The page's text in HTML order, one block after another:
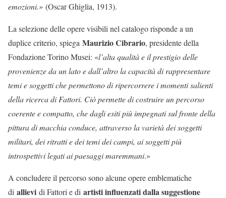
emozioni.» (Oscar Ghiglia, 1913).
La selezione delle opere visibili nel catalogo risponde a un
duplice criterio, spiega Maurizio Cibrario, presidente della
Fondazione Torino Musei: «l’alta qualità e il prestigio delle
provenienze da un lato e dall’altro la capacità di rappresentare
temi e soggetti che permettono di ripercorrere i momenti salienti
della ricerca di Fattori. Ciò permette di costruire un percorso
coerente e compatto, che dagli esiti più impegnati sul fronte della
pittura di macchia conduce, attraverso la varietà dei soggetti
militari, dei ritratti e dei temi dei campi, ai soggetti più
introspettivi legati ai paesaggi maremmani.»
A concludere il percorso sono alcune opere emblematiche
di allievi di Fattori e di artisti influenzati dalla suggestione